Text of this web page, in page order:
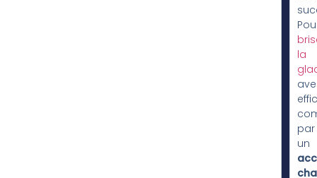
la
par
un